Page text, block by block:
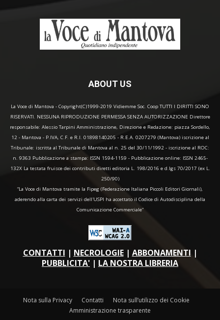
ABOUT US
La Voce di Mantova - Copyright(C)1999-2019 Vidiemme Soc. Coop TUTTI I DIRITTI SONO
RISERVATI. NESSUNA RIPRODUZIONE PERMESSA SENZA AUTORIZZAZIONE Direttore
responsabile: Alessio Tarpini Amministrazione, Direzione e Redazione: piazza Sordello,
12 - Mantova - P.IVA, C.F. e R.I. 01898140205 - R.E.A. 0207279 (Mantova) iscrizione al
Tribunale: iscritta al Tribunale di Mantova al n. 25 del 30/11/1992 - iscrizione al ROC:
n. 9363 Pubblicazione a stampa: ISSN 1594-1159 - Pubblicazione online: ISSN 2465-
132X La testata fruisce dei contributi diretti editoria L. 198/2016 e d.lgs 70/2017 (ex L.
250/90)
“La Voce di Mantova tramite la Fipeg (Federazione Italiana Piccoli Editori Giornali),
aderendo alla carta dei servizi dell'USPI ha accettato il Codice di Autodisciplina della
Comunicazione Commerciale"
CONTATTI | NECROLOGIE| ABBONAMENTI |
PUBBLICITA' | LA NOSTRA LIBRERIA
Nota sulla Privacy Contatti
Nota sull’utilizzo dei Cookie
Amministrazione trasparente